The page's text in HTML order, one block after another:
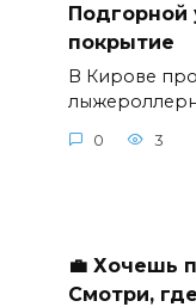
Подгорной
покрытие
В Кирове
0 3
💼 Хочешь
Смотри,